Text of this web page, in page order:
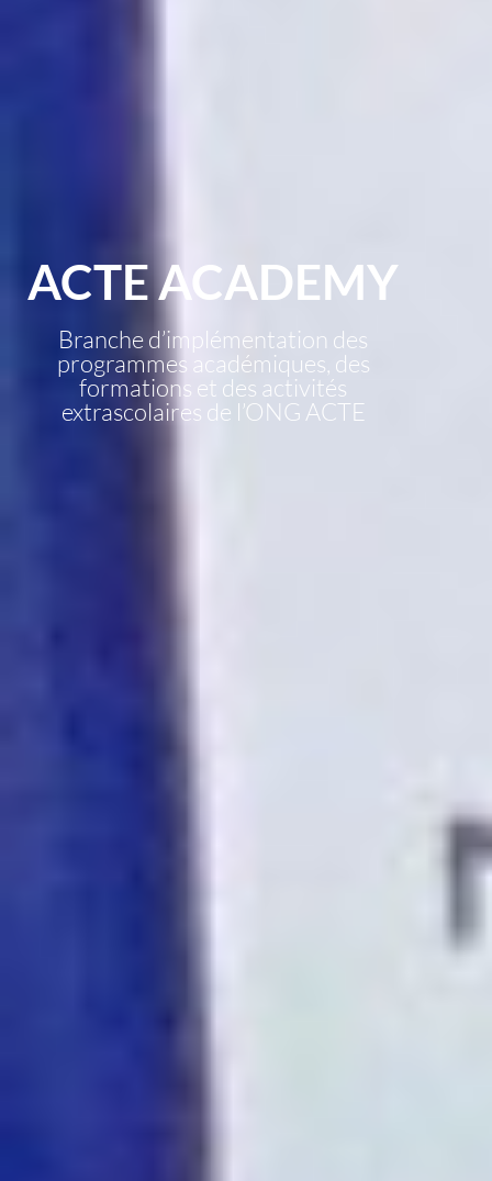
ACTE ACADEMY
Branche d’implémentation des
programmes académiques, des
formations et des activités
extrascolaires de l’ONG ACTE